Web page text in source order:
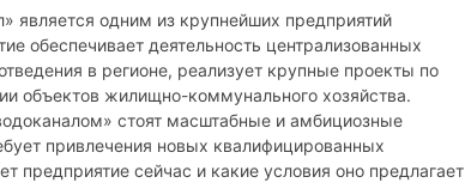
является одним из крупнейших предприятий
обеспечивает деятельность централизованных
в регионе, реализует крупные проекты по
объектов жилищно-коммунального хозяйства.
стоят масштабные и амбициозные
привлечения новых квалифицированных
предприятие сейчас и какие условия оно предлагает